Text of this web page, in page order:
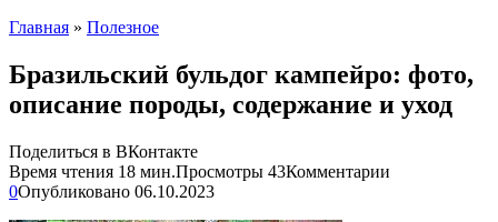
Главная » Полезное
Бразильский бульдог кампейро: фото,
описание породы, содержание и уход
Поделиться в ВКонтакте
Время чтения 18 мин.Просмотры 43Комментарии
0Опубликовано 06.10.2023